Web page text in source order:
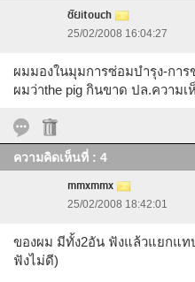
ชัยitouch
25/02/2008 16:04:27
ผมมองในมุมการซ่อมบำรุง-กา
ผมว่าthe pig กินขาด ปล.ความ
ความคิดเห็นที่ : 4
mmxmmx
25/02/2008 18:42:01
ของผม มีทั้ง2อัน ฟังแล้วแยกแ
ฟังไม่ดี)